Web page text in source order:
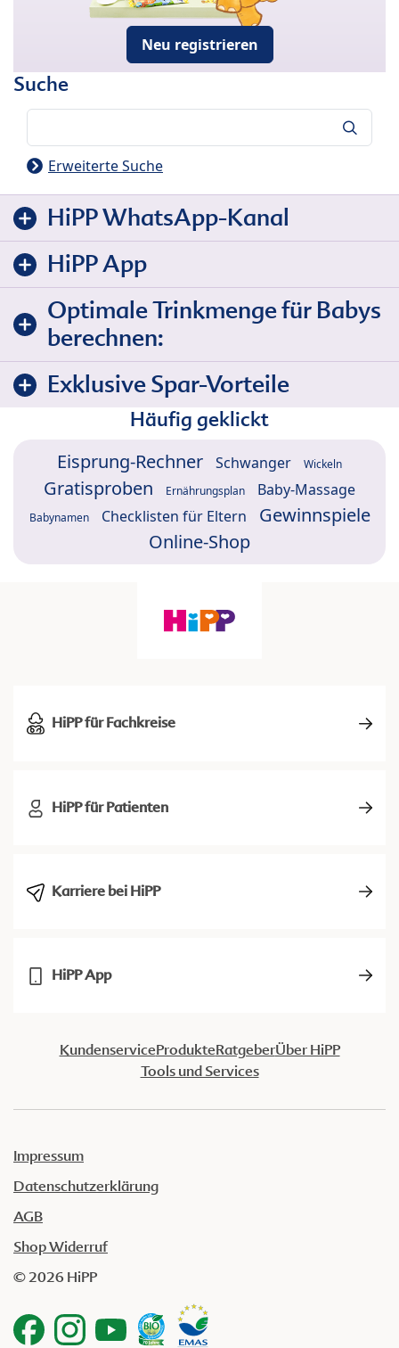
Neu registrieren
Suche
Erweiterte Suche
HiPP WhatsApp-Kanal
HiPP App
Optimale Trinkmenge für Babys
berechnen:
Exklusive Spar-Vorteile
Häufig geklickt
Eisprung-Rechner Schwanger Wickeln
Gratisproben Ernährungsplan Baby-Massage
Babynamen Checklisten für Eltern
Gewinnspiele
Online-Shop
HiPP für Fachkreise
HiPP für Patienten
Karriere bei HiPP
HiPP App
KundenserviceProdukteRatgeberÜber HiPP
Tools und Services
Impressum
Datenschutzerklärung
AGB
Shop Widerruf
© 2026 HiPP